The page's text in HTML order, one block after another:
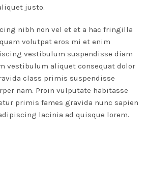
justo.
nibh non vel et et a hac fringilla
volutpat eros mi et enim
vestibulum suspendisse diam
vestibulum aliquet consequat dolor
class primis suspendisse
nam. Proin vulputate habitasse
primis fames gravida nunc sapien
lacinia ad quisque lorem.